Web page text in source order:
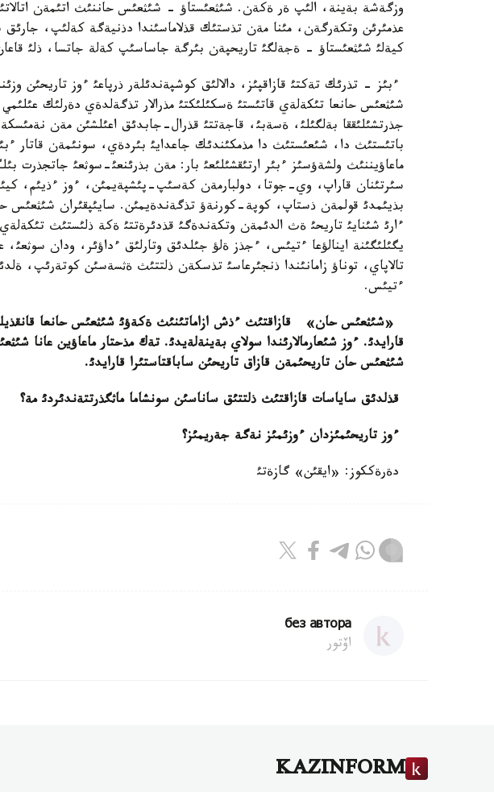
وزگةشة بةينة، الئپ ةر ةكةن. شئثعئستاؤ - شئثعئس حاننئث اتئمةن
عذمئرئن وتكةرگةن، مئنا مةن تذستئك قذلاماسئندا دذنيةگة كةلئپ، جارئق
كيةلئ شئثعئستاؤ - ةجةلگئ تاريحپةن بئرگة جاساسئپ كةلة جاتسا، ذلئ
ءبئز - تذرئك تةكتئ قازاقپئز، دالالئق كوشپةندئلةر ذرپاعئ ءوز تاريحئن
شئثعئس حانعا تئكةلةي قاتئستئ ةسكئلئكتئ مذرالار تذگةلدةي دةرلئك
جذرتشئلئققا بةلگئلئ، ةسةبئ، قاجةتتئ قذرال-جابدئق اعئلشئن مةن
باتئستئث دا، شئعئستئث دا مذمكئندئك جاعدايئ بئردةي، سونئمةن قاتار
ماعاؤيننئث ولشةؤسئز ءبئر ارتئقشئلئعئ بار: مةن بذرئنعئ-سوثعئ جاتجذرت
سئرتئنان قاراپ، وي-جوتا، دولبارمةن كةسئپ-پئشپةيمئن، ءوز ءذيئم،
بذيئمدئ قولمةن ذستاپ، كوپة-كورنةؤ تذگةندةيمئن. سايئپقئران شئثعئس
ءارئ شئنايئ تاريحئ ةث الدئمةن وتكةندةگئ قذدئرةتتئ ةكة ذلئستئث
يگئلئگئنة اينالؤعا ءتيئس، ءجذز ةلؤ جئلدئق وتارلئق ءداؤئر، ودان سوثعئ،
تالاپاي، توناؤ زامانئندا ذنجئرعاسئ تذسكةن ذلتتئث ةثسةسئن كوتةرئپ،
ءتيئس.
«شئثعئس حان» قازاقتئث ءذش ازاماتئنئث ةكةؤئ شئثعئس حانعا
قارايدئ. ءوز شئعارمالارئندا سولاي بةينةلةيدئ. تةك مذحتار ماعاؤين عانا
شئثعئس حان تاريحئمةن قازاق تاريحئن ساباقتاستئرا قارايدئ.
قذلدئق ساياسات قازاقتئث ذلتتئق ساناسئن سونشاما ماثگذرتتةندئردئ مة؟
ءوز تاريحئمئزدان ءوزئمئز نةگة جةريمئز؟
دةرةككوز: «ايقئن» گازةتئ
без автора
اۆتور
KAZINFORM